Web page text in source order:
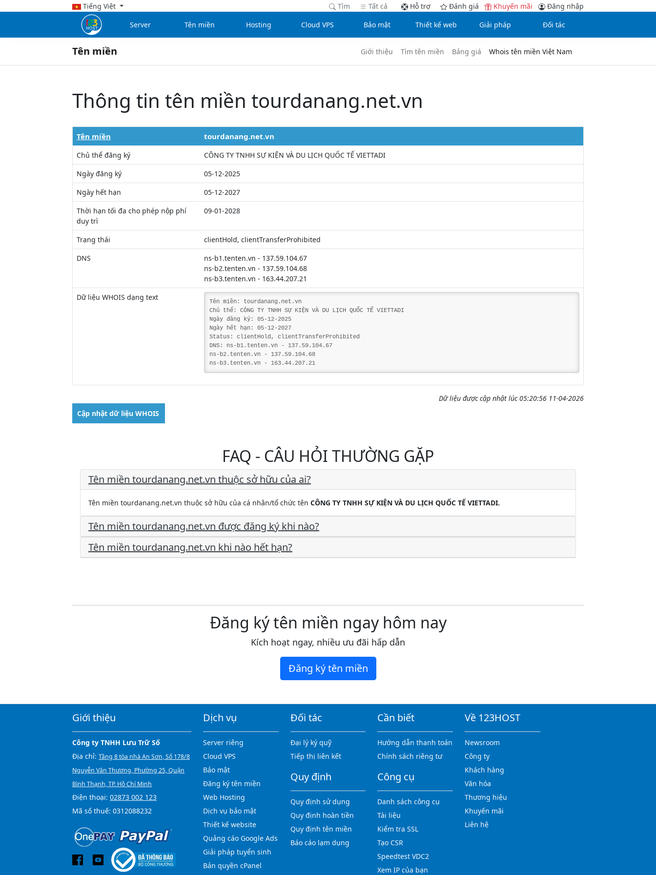
Tiếng Việt Tìm Tất cả Hỗ trợ Đánh giá Khuyến mãi Đăng nhập
Server Tên miền Hosting Cloud VPS Bảo mật Thiết kế web Giải pháp Đối tác
Tên miền Giới thiệu Tìm tên miền Bảng giá Whois tên miền Việt Nam
Thông tin tên miền tourdanang.net.vn
Tên miền tourdanang.net.vn
Chủ thể đăng ký
CÔNG TY TNHH SỰ KIỆN VÀ DU LỊCH QUỐC TẾ VIETTADI
Ngày đăng ký
05-12-2025
Ngày hết hạn
05-12-2027
Thời hạn tối đa cho phép nộp phí
duy trì
09-01-2028
Trạng thái
clientHold, clientTransferProhibited
DNS
ns-b1.tenten.vn - 137.59.104.67
ns-b2.tenten.vn - 137.59.104.68
ns-b3.tenten.vn - 163.44.207.21
Dữ liệu WHOIS dạng text
Tên miền: tourdanang.net.vn
Chủ thể: CÔNG TY TNHH SỰ KIỆN VÀ DU LỊCH QUỐC TẾ VIETTADI
Ngày đăng ký: 05-12-2025
Ngày hết hạn: 05-12-2027
Status: clientHold, clientTransferProhibited
DNS: ns-b1.tenten.vn - 137.59.104.67
ns-b2.tenten.vn - 137.59.104.68
ns-b3.tenten.vn - 163.44.207.21
Dữ liệu được cập nhật lúc 05:20:56 11-04-2026
Cập nhật dữ liệu WHOIS
FAQ - CÂU HỎI THƯỜNG GẶP
Tên miền tourdanang.net.vn thuộc sở hữu của ai?
Tên miền tourdanang.net.vn thuộc sở hữu của cá nhân/tổ chức tên CÔNG TY TNHH SỰ KIỆN VÀ DU LỊCH QUỐC TẾ VIETTADI.
Tên miền tourdanang.net.vn được đăng ký khi nào?
Tên miền tourdanang.net.vn khi nào hết hạn?
Đăng ký tên miền ngay hôm nay
Kích hoạt ngay, nhiều ưu đãi hấp dẫn
Đăng ký tên miền
Giới thiệu
Công ty TNHH Lưu Trữ Số
Địa chỉ: Tầng 8 tòa nhà An Sơn, Số 178/8
Nguyễn Văn Thương, Phường 25, Quận
Bình Thạnh, TP. Hồ Chí Minh
Điện thoại: 02873 002 123
Mã số thuế: 0312088232
Dịch vụ
Server riêng
Cloud VPS
Bảo mật
Đăng ký tên miền
Web Hosting
Dịch vụ bảo mật
Thiết kế website
Quảng cáo Google Ads
Giải pháp tuyển sinh
Bản quyền cPanel
Đối tác
Đại lý ký quỹ
Tiếp thị liên kết
Quy định
Quy định sử dụng
Quy định hoàn tiền
Quy định tên miền
Báo cáo lạm dụng
Cần biết
Hướng dẫn thanh toán
Chính sách riêng tư
Công cụ
Danh sách công cụ
Tài liệu
Kiểm tra SSL
Tạo CSR
Speedtest VDC2
Xem IP của bạn
Về 123HOST
Newsroom
Công ty
Khách hàng
Văn hóa
Thương hiệu
Khuyến mãi
Liên hệ